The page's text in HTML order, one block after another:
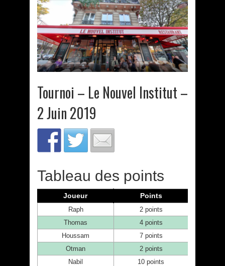
Tournoi – Le Nouvel Institut –
2 Juin 2019
Tableau des points
Joueur Points
Raph
2 points
Thomas
4 points
Houssam
7 points
Otman
2 points
Nabil
10 points